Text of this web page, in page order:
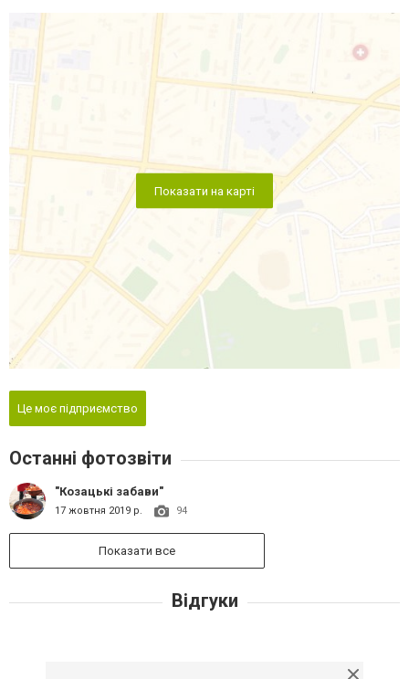
Показати на карті
Це моє підприємство
Останні фотозвіти
"Козацькі забави"
17 жовтня 2019 р. 94
Показати все
Відгуки